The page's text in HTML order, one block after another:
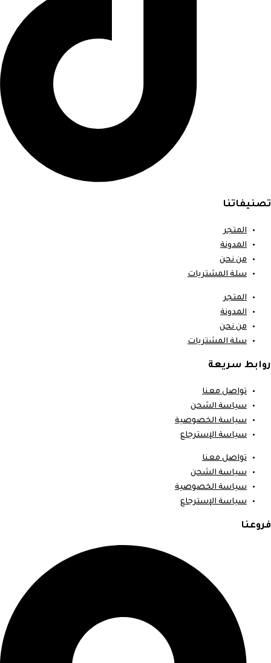
تصنيفاتنا
المتجر
المدونة
من نحن
سلة المشتريات
المتجر
المدونة
من نحن
سلة المشتريات
روابط سريعة
تواصل معنا
سياسة الشحن
سياسة الخصوصية
سياسة الإسترجاع
تواصل معنا
سياسة الشحن
سياسة الخصوصية
سياسة الإسترجاع
فروعنا